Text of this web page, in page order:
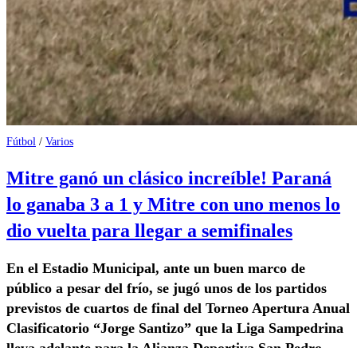
Fútbol / Varios
Mitre ganó un clásico increíble! Paraná
lo ganaba 3 a 1 y Mitre con uno menos lo
dio vuelta para llegar a semifinales
En el Estadio Municipal, ante un buen marco de
público a pesar del frío, se jugó unos de los partidos
previstos de cuartos de final del Torneo Apertura Anual
Clasificatorio “Jorge Santizo” que la Liga Sampedrina